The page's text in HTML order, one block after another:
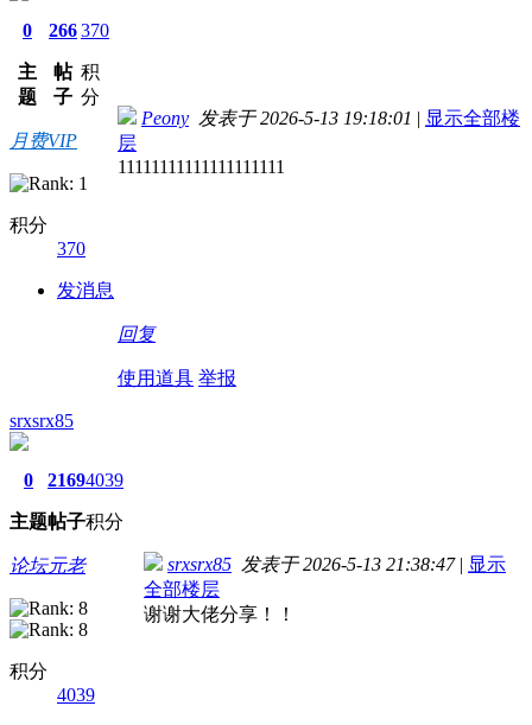
0
主
题
266
帖
子
370
积
分
月费VIP
积分
370
发消息
Peony 发表于 2026-5-13 19:18:01 | 显示全部楼
层
11111111111111111111
回复
使用道具 举报
srxsrx85
0
主题
2169
帖子
4039
积分
论坛元老
积分
4039
srxsrx85 发表于 2026-5-13 21:38:47 | 显示
全部楼层
谢谢大佬分享！！